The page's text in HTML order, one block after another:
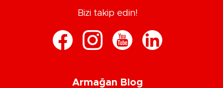
Bizi takip edin!
Armağan Blog